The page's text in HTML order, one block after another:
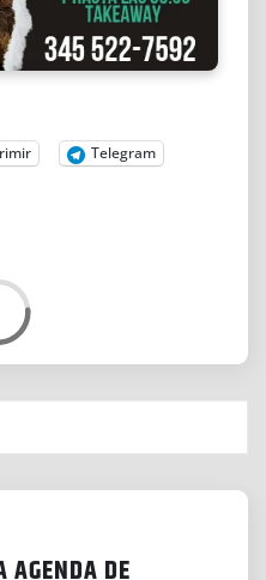
Telegram